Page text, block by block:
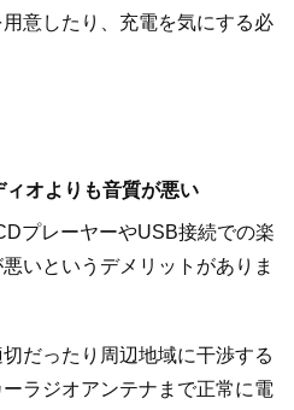
意したり、充電を気にする必
オよりも音質が悪い
プレーヤーやUSB接続での楽
いというデメリットがありま
だったり周辺地域に干渉する
ラジオアンテナまで正常に電